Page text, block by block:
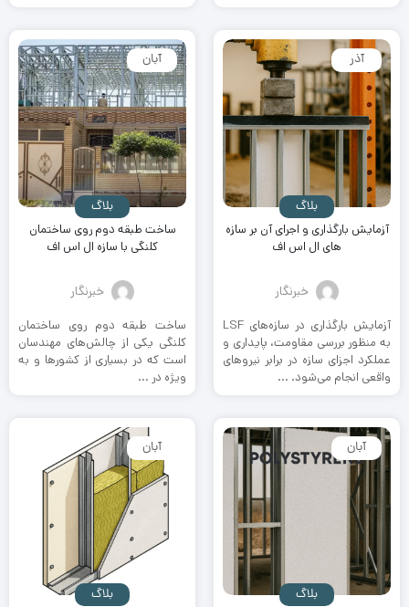
بلاگ
آذر
آزمایش بارگذاری و اجرای آن بر سازه
های ال اس اف
خبرنگار
آزمایش بارگذاری در سازه‌های LSF
به منظور بررسی مقاومت، پایداری و
عملکرد اجزای سازه در برابر نیروهای
واقعی انجام می‌شود. ...
بلاگ
آبان
ساخت طبقه دوم روی ساختمان
کلنگی با سازه ال اس اف
خبرنگار
ساخت طبقه دوم روی ساختمان‌
کلنگی یکی از چالش‌های مهندسان
است که در بسیاری از کشورها و به
ویژه در ...
بلاگ
آبان
بلاگ
آبان